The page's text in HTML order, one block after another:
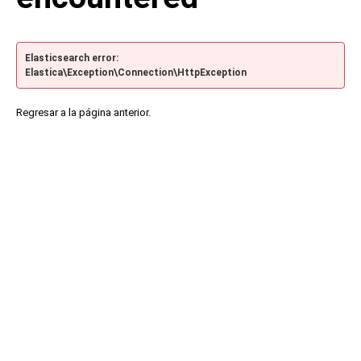
Elasticsearch error:
Elastica\Exception\Connection\HttpException
Regresar a la página anterior.